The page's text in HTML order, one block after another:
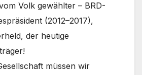
Volk gewählter – BRD-
(2012–2017),
der heutige
müssen wir